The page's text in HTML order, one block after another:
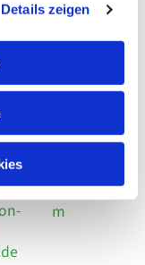
Details zeigen
28
54
Datensch
utz
Social
Impressu
m